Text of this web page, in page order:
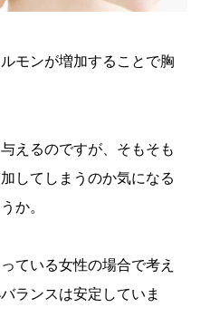
モンが増加することで胸
えるのですが、そもそも
してしまうのか気になる
か。
ている女性の場合で考え
ランスは安定していま